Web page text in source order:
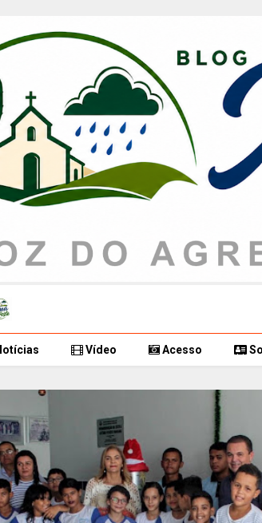
Vídeo Acesso